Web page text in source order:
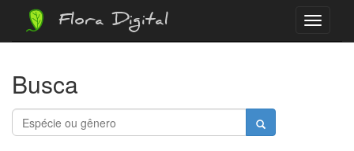
Menu
Flora Digital
Busca